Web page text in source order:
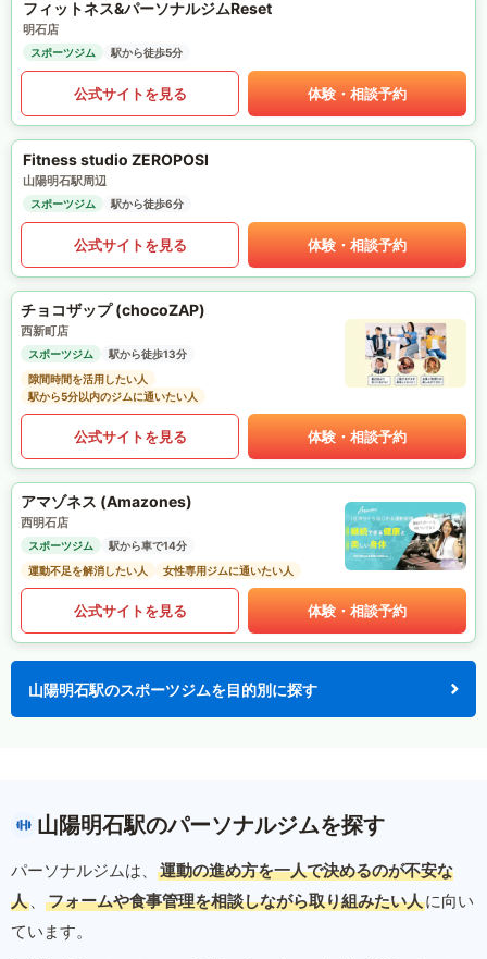
フィットネス&パーソナルジムReset
明石店
スポーツジム 駅から徒歩5分
公式サイトを見る 体験・相談予約
Fitness studio ZEROPOSI
山陽明石駅周辺
スポーツジム 駅から徒歩6分
公式サイトを見る 体験・相談予約
チョコザップ (chocoZAP)
西新町店
スポーツジム
駅から徒歩13分
隙間時間を活用したい人
駅から5分以内のジムに通いたい人
公式サイトを見る 体験・相談予約
アマゾネス (Amazones)
西明石店
スポーツジム
駅から車で14分
運動不足を解消したい人
女性専用ジムに通いたい人
公式サイトを見る 体験・相談予約
山陽明石駅のスポーツジムを目的別に探す
山陽明石駅のパーソナルジムを探す
パーソナルジムは、
運動の進め方を一人で決めるのが不安な
人 、 フォームや食事管理を相談しながら取り組みたい人に向い
ています。